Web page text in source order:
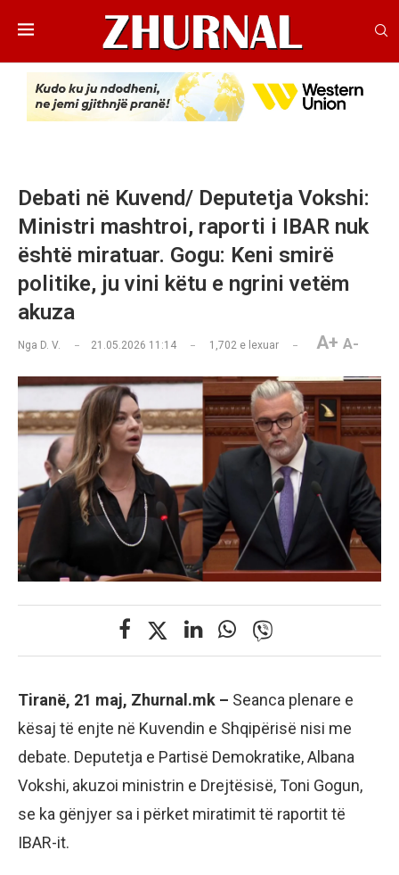
Debati në Kuvend/ Deputetja Vokshi:
Ministri mashtroi, raporti i IBAR nuk
është miratuar. Gogu: Keni smirë
politike, ju vini këtu e ngrini vetëm
akuza
Nga D. V. 21.05.2026 11:14 1,702 e lexuar A+ A-
Tiranë, 21 maj, Zhurnal.mk – Seanca plenare e
kësaj të enjte në Kuvendin e Shqipërisë nisi me
debate. Deputetja e Partisë Demokratike, Albana
Vokshi, akuzoi ministrin e Drejtësisë, Toni Gogun,
se ka gënjyer sa i përket miratimit të raportit të
IBAR-it.